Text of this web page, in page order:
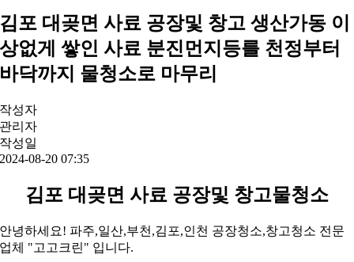
김포 대곶면 사료 공장및 창고 생산가동 이
상없게 쌓인 사료 분진먼지등를 천정부터
바닥까지 물청소로 마무리
작성자
관리자
작성일
2024-08-20 07:35
김포 대곶면 사료 공장및 창고물청소
안녕하세요! 파주,일산,부천,김포,인천 공장청소,창고청소 전문
업체 "고고크린" 입니다.